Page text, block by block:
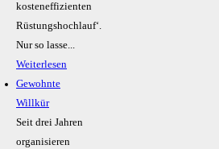
kosteneffizienten
Rüstungshochlauf‘.
Nur so lasse...
Weiterlesen
Gewohnte
Willkür
Seit drei Jahren
organisieren